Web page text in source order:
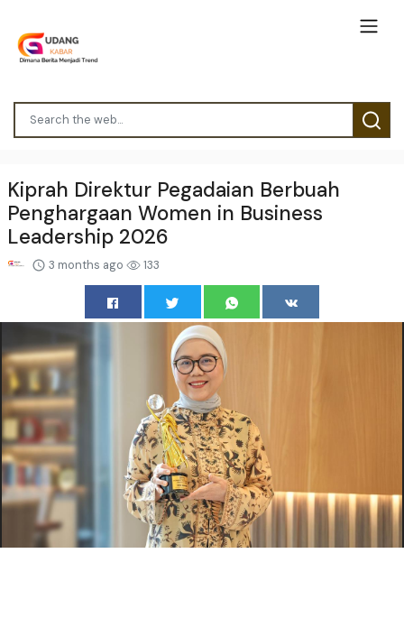
Kiprah Direktur Pegadaian Berbuah
Penghargaan Women in Business
Leadership 2026
3 months ago 133